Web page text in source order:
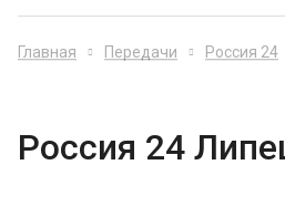
Главная Передачи Россия 24
Россия 24